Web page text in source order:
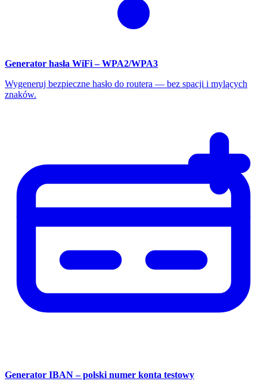
Generator hasła WiFi – WPA2/WPA3
Wygeneruj bezpieczne hasło do routera — bez spacji i mylących
znaków.
Generator IBAN – polski numer konta testowy